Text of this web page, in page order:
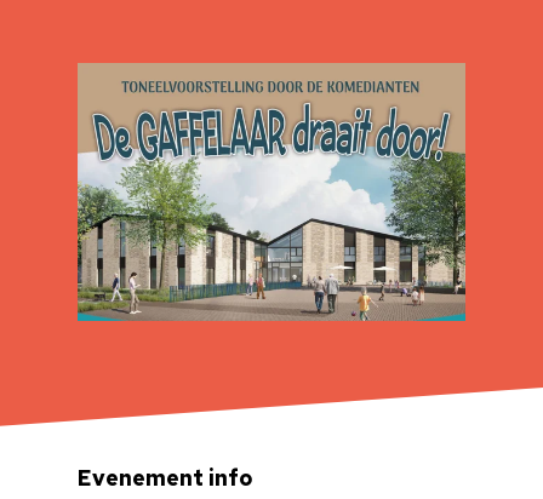
Evenement info